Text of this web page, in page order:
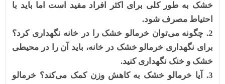
خشک به طور کلی برای اکثر افراد مفید است اما باید با
احتیاط مصرف شود.
چگونه می‌توان خرمالو خشک را در خانه نگهداری کرد؟
برای نگهداری خرمالو خشک در خانه، باید آن را در محیطی
خشک و خنک نگهداری کنید.
آیا خرمالو خشک به کاهش وزن کمک می‌کند؟ خرمالو